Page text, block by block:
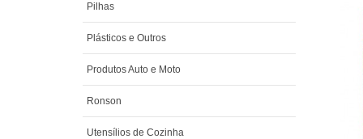
Pilhas
Plásticos e Outros
Produtos Auto e Moto
Ronson
Utensílios de Cozinha